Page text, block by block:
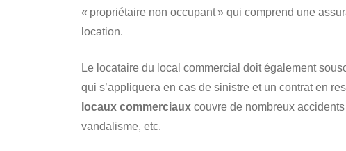
« propriétaire non occupant » qui comprend une
location.
Le locataire du local commercial doit également
qui s’appliquera en cas de sinistre et un contrat en
locaux commerciaux couvre de nombreux
vandalisme, etc.